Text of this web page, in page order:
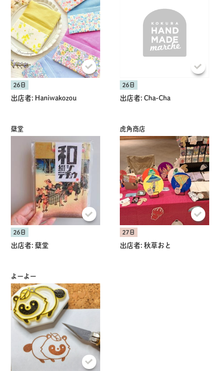
26日
出店者: Haniwakozou
26日
出店者: Cha-Cha
蘖堂
26日
出店者: 蘖堂
虎角商店
27日
出店者: 秋草おと
よーよー
共有方法を選択